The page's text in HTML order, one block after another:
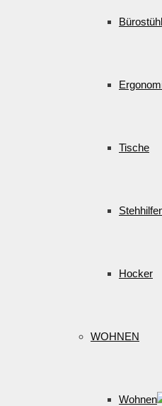
Tische
Hocker
WOHNEN
Wohnen